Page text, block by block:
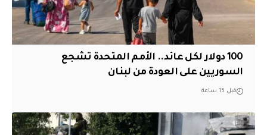
100 دولار لكل عائد.. الأمم المتحدة تشجع
السوريين على العودة من لبنان
قبل 15 ساعة